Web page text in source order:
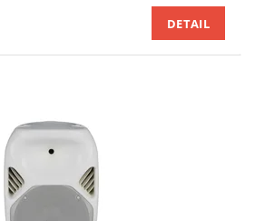
DETAIL